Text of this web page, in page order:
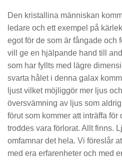
Den kristallina människan
ledare och ett exempel på
egot för de som är fångade och
vill ge en hjälpande hand till
som har fyllts med lägre
svarta hålet i denna galax
ljust vilket möjliggör mer ljus
översvämning av ljus som
förut som kommer att inträffa för
troddes vara förlorat. Allt finns.
omfamnar det hela. Vi föreslår
med era erfarenheter och med